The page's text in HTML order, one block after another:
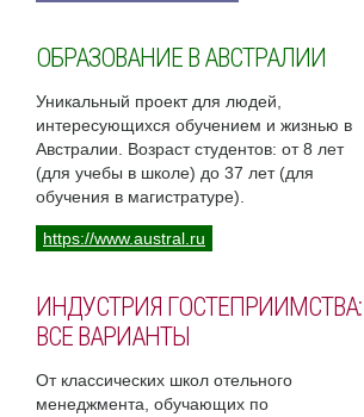
ОБРАЗОВАНИЕ В АВСТРАЛИИ
Уникальный проект для людей,
интересующихся обучением и жизнью в
Австралии. Возраст студентов: от 8 лет
(для учебы в школе) до 37 лет (для
обучения в магистратуре).
https://www.austral.ru
ИНДУСТРИЯ ГОСТЕПРИИМСТВА:
ВСЕ ВАРИАНТЫ
От классических школ отельного
менеджмента, обучающих по